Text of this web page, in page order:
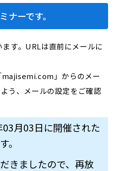
ナーです。
す。URLは直前にメールに
」からのメー
う、メールの設定をご確認
月03日に開催された
。
きましたので、再放